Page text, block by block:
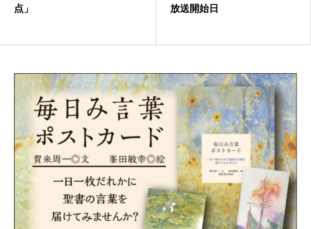
点」
放送開始日